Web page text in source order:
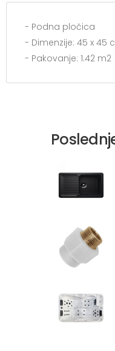
- Podna pločica
- Dimenzije: 45 x 45
- Pakovanje: 1.42 m2